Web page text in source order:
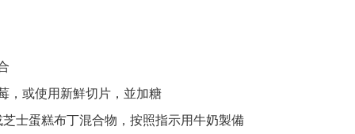
，或使用新鮮切片，並加糖
士蛋糕布丁混合物，按照指示用牛奶製備